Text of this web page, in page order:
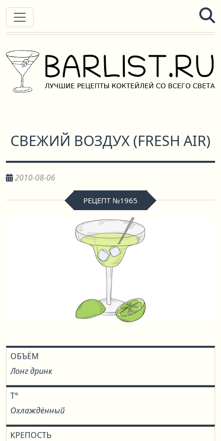
СВЕЖИЙ ВОЗДУХ (FRESH AIR)
2010-08-06
РЕЦЕПТ №1965
ОБЪЁМ
Лонг дринк
T°
Охлаждённый
КРЕПОСТЬ